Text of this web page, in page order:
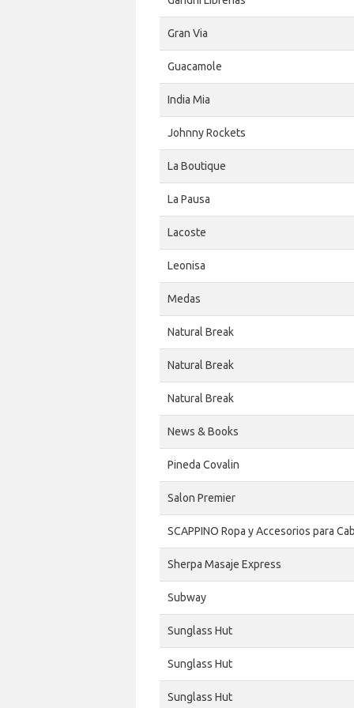
Gran Via
Guacamole
India Mia
Johnny Rockets
La Boutique
La Pausa
Lacoste
Leonisa
Medas
Natural Break
Natural Break
Natural Break
News & Books
Pineda Covalin
Salon Premier
SCAPPINO Ropa y Accesorios para
Sherpa Masaje Express
Subway
Sunglass Hut
Sunglass Hut
Sunglass Hut